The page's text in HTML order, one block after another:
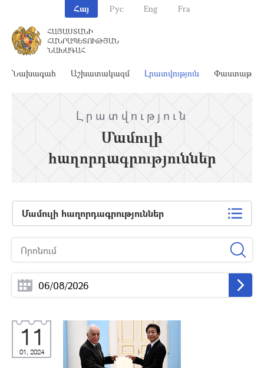
Հայ Рус Eng Fra
ՀԱՅԱՍՏԱՆԻ
ՀԱՆՐԱՊԵՏՈՒԹՅԱՆ
ՆԱԽԱԳԱՀ
Նախագահ Աշխատակազմ Լրատվություն
Լրատվություն
Մամուլի
հաղորդագրություններ
Մամուլի հաղորդագրություններ
11
01, 2024